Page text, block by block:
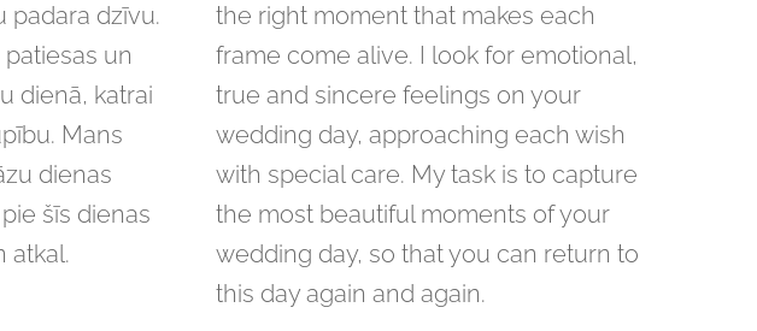
padara dzīvu.
un
dienā, katrai
Mans
dienas
šīs dienas
atkal.
the right moment that makes each
frame come alive. I look for emotional,
true and sincere feelings on your
wedding day, approaching each wish
with special care. My task is to capture
the most beautiful moments of your
wedding day, so that you can return to
this day again and again.